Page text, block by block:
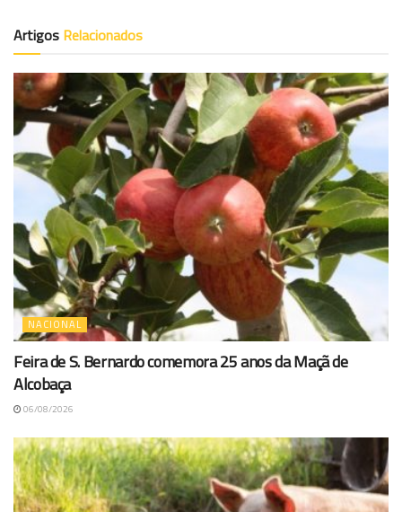
Artigos Relacionados
NACIONAL
Feira de S. Bernardo comemora 25 anos da Maçã de
Alcobaça
06/08/2026